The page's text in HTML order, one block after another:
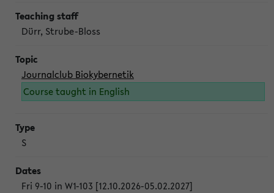
Dürr, Strube-Bloss
Journalclub Biokybernetik
Course taught in English
S
Fri 9-10 in W1-103 [12.10.2026-05.02.2027]